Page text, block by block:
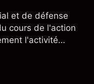
et de défense
cours de l'action
l'activité
la position de